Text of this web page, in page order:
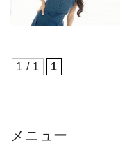
1 / 1 1
メニュー